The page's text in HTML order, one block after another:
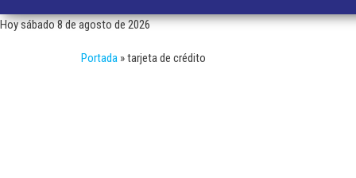
Hoy sábado 8 de agosto de 2026
Portada »tarjeta de crédito